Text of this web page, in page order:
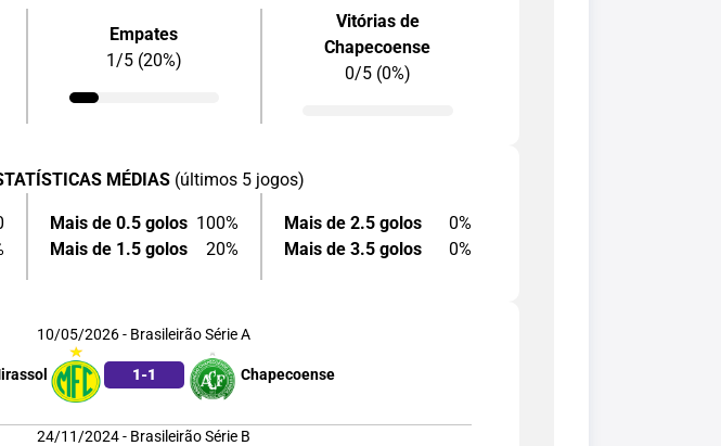
Empates
1/5 (20%)
Vitórias de
Chapecoense
0/5 (0%)
MÉDIAS (últimos 5 jogos)
Mais de 0.5 golos 100%
Mais de 1.5 golos
20%
Mais de 2.5 golos
0%
Mais de 3.5 golos
0%
10/05/2026 - Brasileirão Série A
1-1 Chapecoense
24/11/2024 - Brasileirão Série B